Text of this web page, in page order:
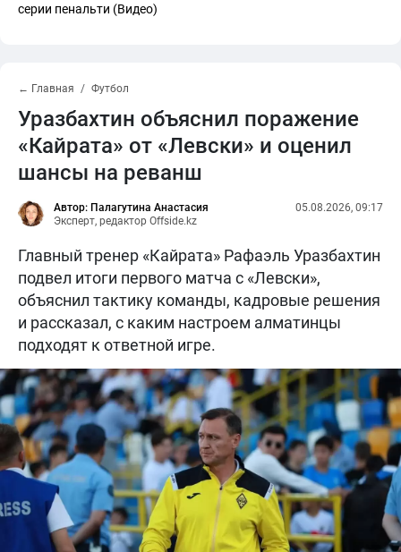
серии пенальти (Видео)
← Главная Футбол
Уразбахтин объяснил поражение
«Кайрата» от «Левски» и оценил
шансы на реванш
Автор: Палагутина Анастасия
Эксперт, редактор Offside.kz
05.08.2026, 09:17
Главный тренер «Кайрата» Рафаэль Уразбахтин
подвел итоги первого матча с «Левски»,
объяснил тактику команды, кадровые решения
и рассказал, с каким настроем алматинцы
подходят к ответной игре.